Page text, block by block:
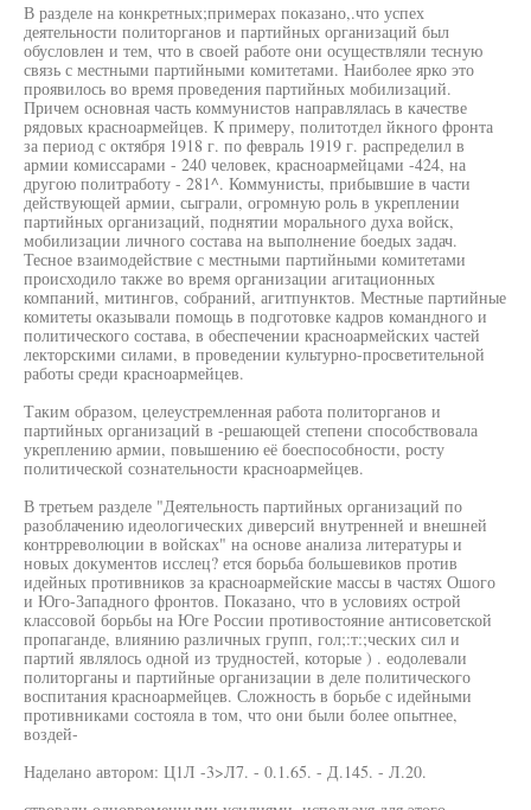
В разделе на конкретных;примерах показано,.что успех
деятельности политорганов и партийных организаций был
обусловлен и тем, что в своей работе они осуществляли тесную
связь с местными партийными комитетами. Наиболее ярко это
проявилось во время проведения партийных мобилизаций.
Причем основная часть коммунистов направлялась в качестве
рядовых красноармейцев. К примеру, политотдел йкного фронта
за период с октября 1918 г. по февраль 1919 г. распределил в
армии комиссарами - 240 человек, красноармейцами -424, на
другою политработу - 281^. Коммунисты, прибывшие в части
действующей армии, сыграли, огромную роль в укреплении
партийных организаций, поднятии морального духа войск,
мобилизации личного состава на выполнение боедых задач.
Тесное взаимодействие с местными партийными комитетами
происходило также во время организации агитационных
компаний, митингов, собраний, агитпунктов. Местные партийные
комитеты оказывали помощь в подготовке кадров командного и
политического состава, в обеспечении красноармейских частей
лекторскими силами, в проведении культурно-просветительной
работы среди красноармейцев.
Таким образом, целеустремленная работа политорганов и
партийных организаций в -решающей степени способствовала
укреплению армии, повышению её боеспособности, росту
политической сознательности красноармейцев.
В третьем разделе "Деятельность партийных организаций по
разоблачению идеологических диверсий внутренней и внешней
контрреволюции в войсках" на основе анализа литературы и
новых документов исслец? ется борьба большевиков против
идейных противников за красноармейские массы в частях Ошого
и Юго-Западного фронтов. Показано, что в условиях острой
классовой борьбы на Юге России противостояние антисоветской
пропаганде, влиянию различных групп, гол;:т:;ческих сил и
партий являлось одной из трудностей, которые ) . еодолевали
политорганы и партийные организации в деле политического
воспитания красноармейцев. Сложность в борьбе с идейными
противниками состояла в том, что они были более опытнее,
воздей-
Наделано автором: Ц1Л -3>Л7. - 0.1.65. - Д.145. - Л.20.